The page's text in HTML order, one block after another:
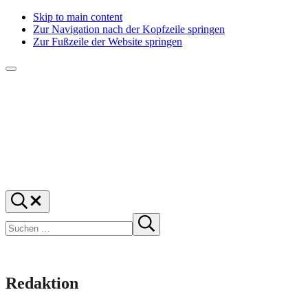
Skip to main content
Zur Navigation nach der Kopfzeile springen
Zur Fußzeile der Website springen
Menü
f1rstlife
Und
was
denkst
du?
Suchen
…
Suche
starten
Redaktion